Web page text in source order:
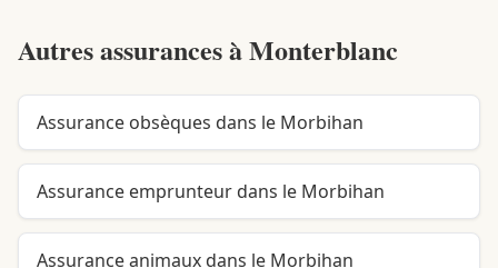
Autres assurances àMonterblanc
Assurance obsèques dans le Morbihan
Assurance emprunteur dans le Morbihan
Assurance animaux dans le Morbihan